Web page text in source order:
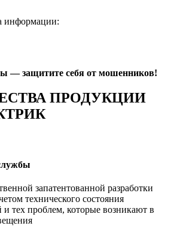
информации:
— защитите себя от мошенников!
ПРОДУКЦИИ
запатентованной разработки
технического состояния
и тех проблем, которые возникают в